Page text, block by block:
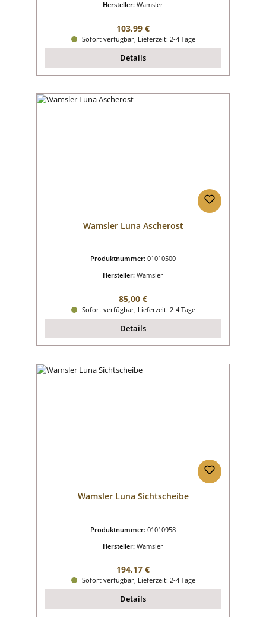
Hersteller: Wamsler
Regulärer Preis:
103,99 €
Sofort verfügbar, Lieferzeit: 2-4 Tage
Details
Wamsler Luna Ascherost
Produktnummer: 01010500
Hersteller: Wamsler
Regulärer Preis:
85,00 €
Sofort verfügbar, Lieferzeit: 2-4 Tage
Details
Wamsler Luna Sichtscheibe
Produktnummer: 01010958
Hersteller: Wamsler
Regulärer Preis:
194,17 €
Sofort verfügbar, Lieferzeit: 2-4 Tage
Details